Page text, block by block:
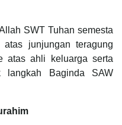
SWT Tuhan semesta
junjungan teragung
atas ahli keluarga serta
langkah Baginda SAW